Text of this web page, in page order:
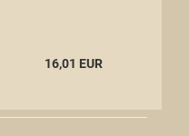
16,01 EUR